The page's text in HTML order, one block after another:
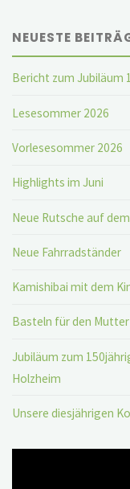
NEUESTE
Bericht zum Jubiläum
Lesesommer 2026
Vorlesesommer 2026
Highlights im Juni
Neue Rutsche auf
Neue Fahrradständer
Kamishibai mit dem
Basteln für den
Jubiläum zum
Holzheim
Unsere diesjährigen